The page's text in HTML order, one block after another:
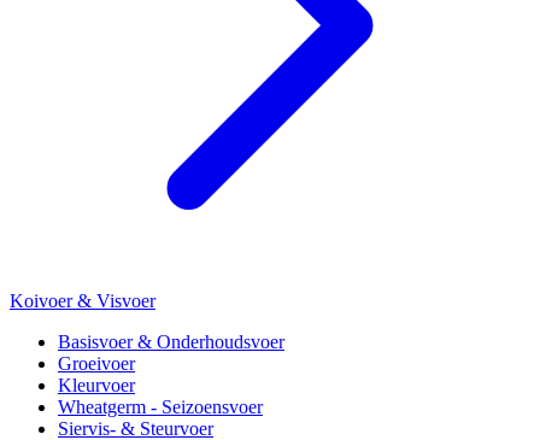
Koivoer & Visvoer
Basisvoer & Onderhoudsvoer
Groeivoer
Kleurvoer
Wheatgerm - Seizoensvoer
Siervis- & Steurvoer